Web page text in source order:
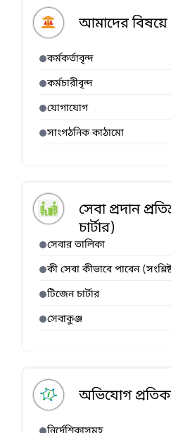
আমাদের বিষয়ে
কর্মকর্তাবৃন্দ
কর্মচারীবৃন্দ
যোগাযোগ
সাংগঠনিক কাঠামো
সেবা প্রদান
চার্টার)
সেবার তালিকা
কী সেবা কীভাবে পাবেন
টিজেন চার্টার
সেবাকুঞ্জ
অভিযোগ